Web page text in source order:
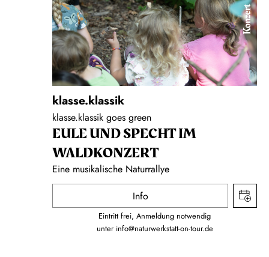
Konzert
klasse.klassik
klasse.klassik goes green
EULE UND SPECHT IM
WALDKONZERT
Eine musikalische Naturrallye
Info
Eintritt frei, Anmeldung notwendig
unter info@naturwerkstatt-on-tour.de